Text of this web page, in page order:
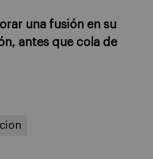
una fusión en su
antes que cola de